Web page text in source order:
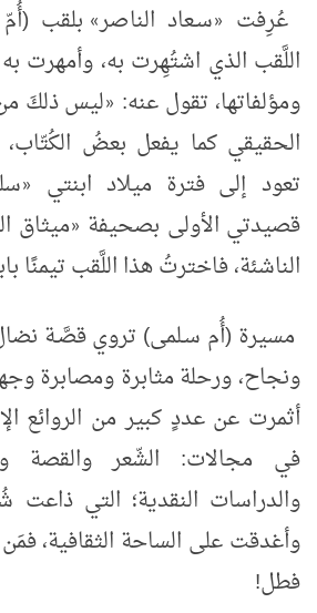
عُرِفت
«سـعاد الناصر» بلقب
اللَّقب الذي اشتُهِرت به، وأمهرت به
ومؤلفاتها، تقول عنه: «ليس ذلكَ
الحقيقي كما يفعل بعضُ الكُتّاب،
تعود إلى فترة ميلاد ابنتي
«
قصيدتي الأولى بصحيفة «ميثاق
الناشئة، فاخترتُ هذا اللَّقب تيمنًا
مسيرة (أُم سـلمى) تروي قصَّـة
ونجاح، ورحلة مثابرة ومصابرة
أثمرت عن عددٍ كبير من الروائع
في مجالات: الشّعر والقصة
والدراسات النقدية؛ التي ذاعت
وأغدقت على الساحة الثقافية،
فطل!